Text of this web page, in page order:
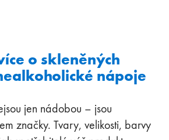
o skleněných
nápoje
jen nádobou – jsou
značky. Tvary, velikosti, barvy